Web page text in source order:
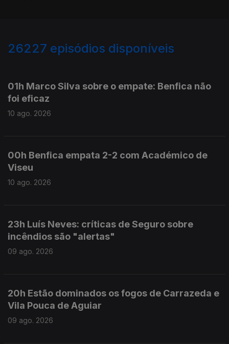
26227 episódios disponíveis
01h Marco Silva sobre o empate: Benfica não
foi eficaz
10 ago. 2026
00h Benfica empata 2-2 com Académico de
Viseu
10 ago. 2026
23h Luís Neves: críticas de Seguro sobre
incêndios são "alertas"
09 ago. 2026
20h Estão dominados os fogos de Carrazeda e
Vila Pouca de Aguiar
09 ago. 2026